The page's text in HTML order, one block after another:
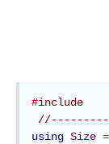
#include
using Size =